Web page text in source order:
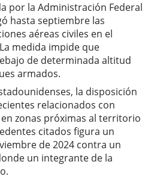
por la Administración Federal
hasta septiembre las
aéreas civiles en el
medida impide que
de determinada altitud
armados.
la disposición
relacionados con
zonas próximas al territorio
citados figura un
de 2024 contra un
un integrante de la